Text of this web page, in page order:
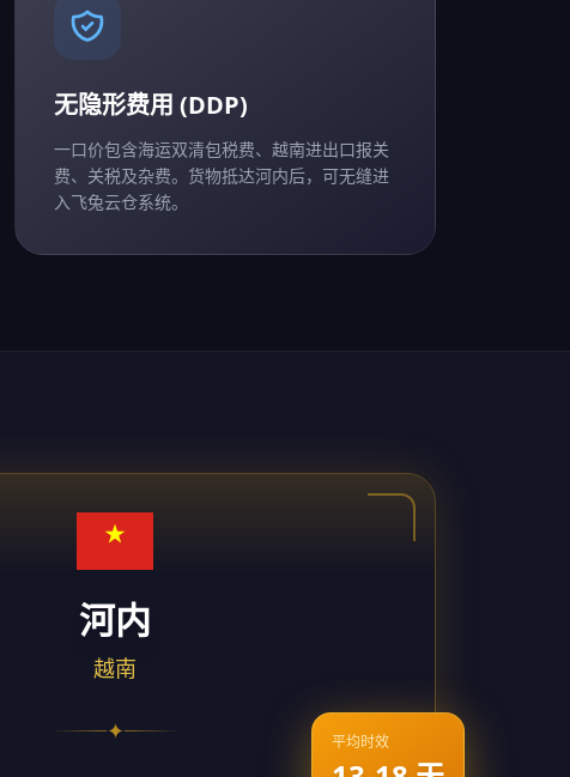
无隐形费用 (DDP)
一口价包含海运双清包税费、越南进出口报关
费、关税及杂费。货物抵达河内后，可无缝进
入飞兔云仓系统。
河内
越南
✦ 平均时效